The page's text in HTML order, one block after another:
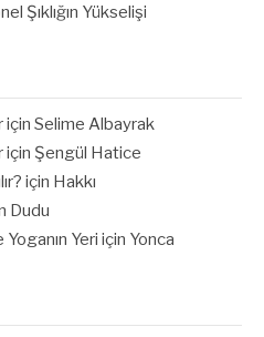
Şıklığın Yükselişi
için Selime Albayrak
için Şengül Hatice
için Hakkı
Dudu
Yeri için Yonca